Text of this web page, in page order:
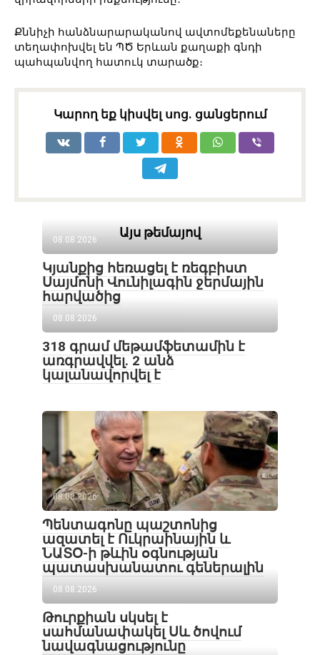
Քննիչի հանձնարարականով ավտոմեքենաները
տեղափոխվել են ՊԾ Երևան քաղաքի գնդի
պահպանվող հատուկ տարածք։
Կարող եք կիսվել սոց․ ցանցերում
Այս թեմայով
08.08.2026
Կյանքից հեռացել է ռեգբիստ
Սայմոնի Վունիլագին ջերմային
հարվածից
08.08.2026
318 գրամ մեթամֆետամին է
առգրավվել․ 2 անձ
կալանավորվել է
08.08.2026
Պենտագոնը պաշտոնից
ազատել է Ուկրաինային և
ՆԱՏՕ-ի թևին օգնության
պատասխանատու գեներալին
08.08.2026
Թուրքիան սկսել է
սահմանափակել Սև ծովում
նավագնացությունը